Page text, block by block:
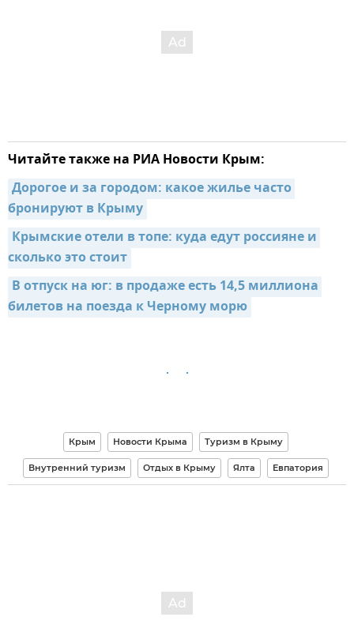
Читайте также на РИА Новости Крым:
Дорогое и за городом: какое жилье часто
бронируют в Крыму
Крымские отели в топе: куда едут россияне и
сколько это стоит
В отпуск на юг: в продаже есть 14,5 миллиона
билетов на поезда к Черному морю
Крым Новости Крыма Туризм в Крыму
Внутренний туризм Отдых в Крыму Ялта Евпатория